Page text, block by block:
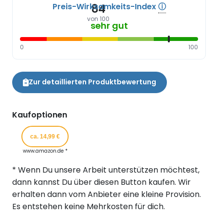
84
von 100
Preis-Wirksamkeits-Indexⓘ
sehr gut
0 100
Zur detaillierten Produktbewertung
Kaufoptionen
ca. 14,99 €
www.amazon.de *
* Wenn Du unsere Arbeit unterstützen möchtest,
dann kannst Du über diesen Button kaufen. Wir
erhalten dann vom Anbieter eine kleine Provision.
Es entstehen keine Mehrkosten für dich.